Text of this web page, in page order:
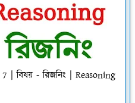
| বিষয় - রিজনিং | Reasoning